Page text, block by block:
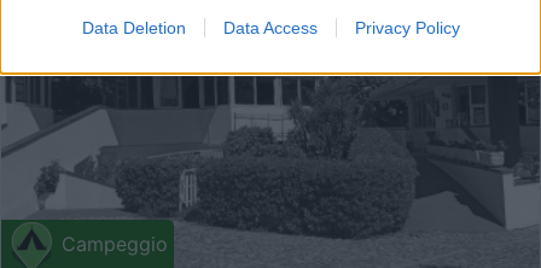
Data Deletion Data Access Privacy Policy
Campeggio